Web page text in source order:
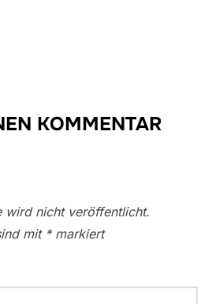
KOMMENTAR
wird nicht veröffentlicht.
mit *markiert